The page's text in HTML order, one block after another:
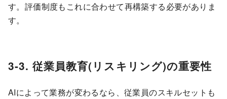
す。評価制度もこれに合わせて再構築する必要がありま
す。
3-3. 従業員教育(リスキリング)の重要性
AIによって業務が変わるなら、従業員のスキルセットも